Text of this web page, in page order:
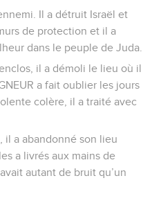
Il a détruit Israël et
de protection et il a
dans le peuple de Juda.
il a démoli le lieu où il
a fait oublier les jours
colère, il a traité avec
il a abandonné son lieu
a livrés aux mains de
autant de bruit qu’un